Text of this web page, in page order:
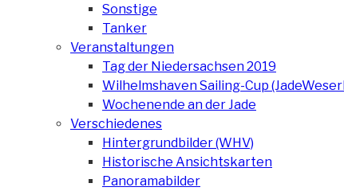
Sonstige
Tanker
Veranstaltungen
Tag der Niedersachsen 2019
Wilhelmshaven Sailing-Cup
Wochenende an der Jade
Verschiedenes
Hintergrundbilder (WHV)
Historische Ansichtskarten
Panoramabilder